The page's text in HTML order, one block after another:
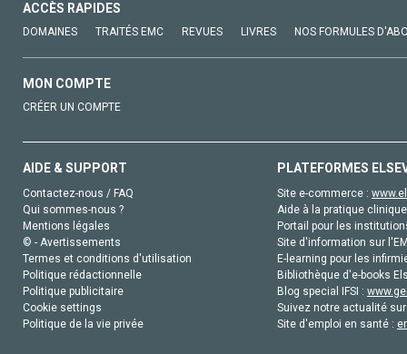
ACCÈS RAPIDES
DOMAINES TRAITÉS EMC REVUES LIVRES NOS FORMULES
MON COMPTE
CRÉER UN COMPTE
AIDE & SUPPORT
Contactez-nous / FAQ
Qui sommes-nous ?
Mentions légales
© - Avertissements
Termes et conditions d'utilisation
Politique rédactionnelle
Politique publicitaire
Cookie settings
Politique de la vie privée
PLATEFORMES
Site e-commerce :
Aide à la pratique
Portail pour les
Site d'information sur
E-learning pour les
Bibliothèque d'e-books
Blog special IFSI :
Suivez notre actualité
Site d'emploi en santé :